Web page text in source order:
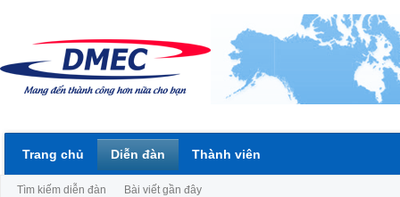
Trang chủ Diễn đàn
Tìm kiếm diễn đàn Bài viết gần đây
Thành viên